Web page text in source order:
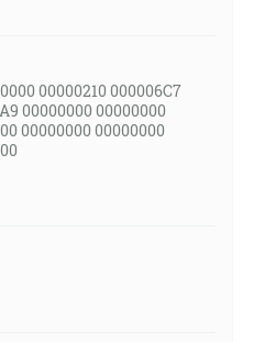
00000210 000006C7
00000000 00000000
00000000 00000000